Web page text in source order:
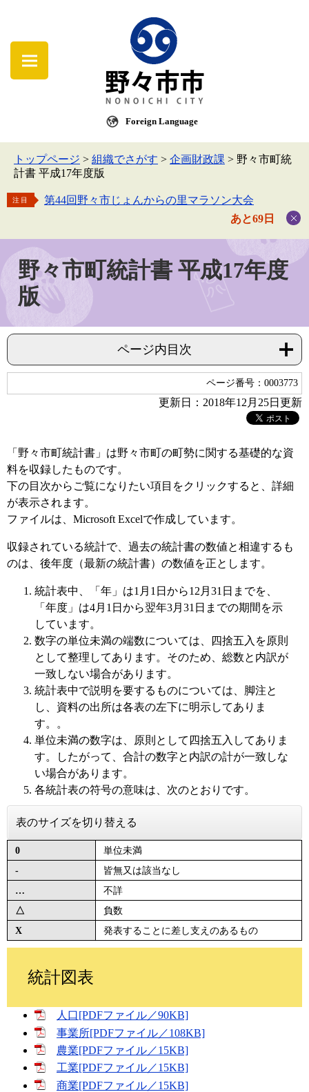
Foreign Language
トップページ > 組織でさがす > 企画財政課 > 野々市町統
計書 平成17年度版
注目
第44回野々市じょんからの里マラソン大会
あと69日
野々市町統計書 平成17年度
版
ページ内目次
ページ番号：0003773
更新日：2018年12月25日更新
「野々市町統計書」は野々市町の町勢に関する基礎的な資
料を収録したものです。
下の目次からご覧になりたい項目をクリックすると、詳細
が表示されます。
ファイルは、Microsoft Excelで作成しています。
収録されている統計で、過去の統計書の数値と相違するも
のは、後年度（最新の統計書）の数値を正とします。
統計表中、「年」は1月1日から12月31日までを、
「年度」は4月1日から翌年3月31日までの期間を示
しています。
数字の単位未満の端数については、四捨五入を原則
として整理してあります。そのため、総数と内訳が
一致しない場合があります。
統計表中で説明を要するものについては、脚注と
し、資料の出所は各表の左下に明示してありま
す。。
単位未満の数字は、原則として四捨五入してありま
す。したがって、合計の数字と内訳の計が一致しな
い場合があります。
各統計表の符号の意味は、次のとおりです。
表のサイズを切り替える
0
単位未満
-
皆無又は該当なし
…
不詳
△
負数
X
発表することに差し支えのあるもの
統計図表
人口[PDFファイル／90KB]
事業所[PDFファイル／108KB]
農業[PDFファイル／15KB]
工業[PDFファイル／15KB]
商業[PDFファイル／15KB]